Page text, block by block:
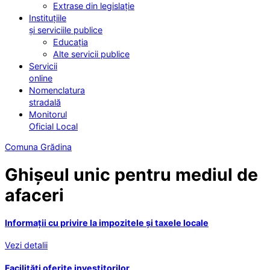
Extrase din legislație
Instituțiile
și serviciile publice
Educația
Alte servicii publice
Servicii
online
Nomenclatura
stradală
Monitorul
Oficial Local
Comuna Grădina
Ghișeul unic pentru mediul de
afaceri
Informații cu privire la impozitele și taxele locale
Vezi detalii
Facilități oferite investitorilor